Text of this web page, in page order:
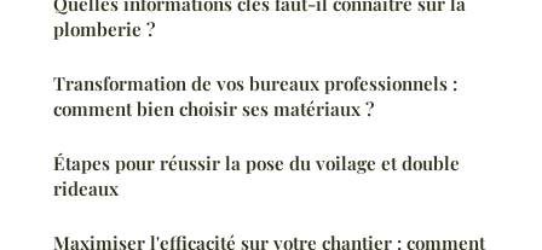
plomberie ?
Transformation de vos bureaux professionnels :
comment bien choisir ses matériaux ?
Étapes pour réussir la pose du voilage et double
rideaux
Maximiser l'efficacité sur votre chantier : comment